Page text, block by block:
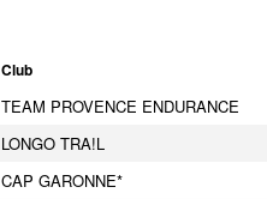
Club
TEAM PROVENCE ENDURANCE
LONGO TRA!L
CAP GARONNE*